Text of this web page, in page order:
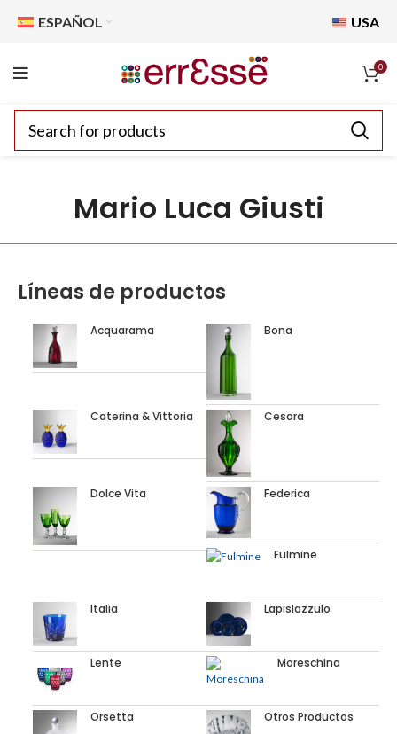
ESPAÑOL USA
0
Mario Luca Giusti
Líneas de productos
Acquarama Bona
Caterina & Vittoria Cesara
Dolce Vita Federica
Fulmine
Italia Lapislazzulo
Lente Moreschina
Orsetta Otros Productos